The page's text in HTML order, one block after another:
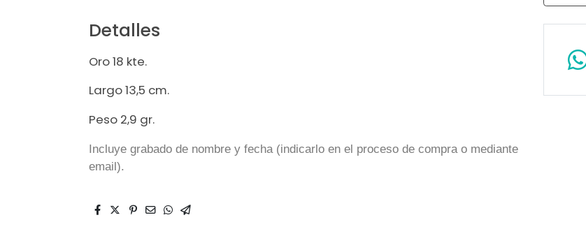
Detalles
Oro 18 kte.
Largo 13,5 cm.
Peso 2,9 gr.
Incluye grabado de nombre y fecha (indicarlo en el proceso de compra o mediante
email).